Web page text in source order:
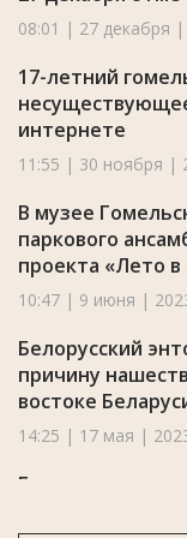
08:01 | 27 декабря |
17-летний
интернете
11:55 | 30 ноября |
В музее
паркового
проекта «Лето в
10:47 | 9 июня |
Белорусский
причину
востоке
14:25 | 17 мая |